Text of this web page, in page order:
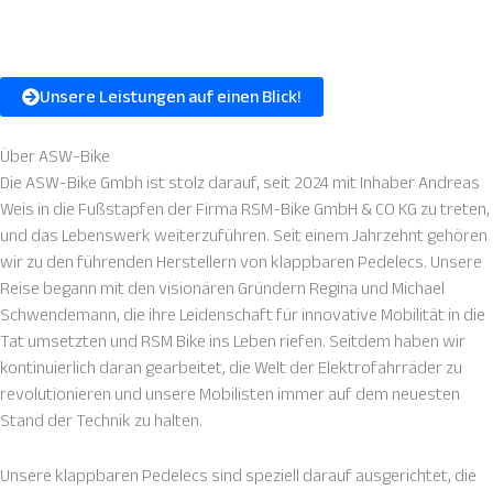
Unsere Leistungen auf einen Blick!
Über ASW-Bike
Die ASW-Bike Gmbh ist stolz darauf, seit 2024 mit Inhaber Andreas
Weis in die Fußstapfen der Firma RSM-Bike GmbH & CO KG zu treten,
und das Lebenswerk weiterzuführen. Seit einem Jahrzehnt gehören
wir zu den führenden Herstellern von klappbaren Pedelecs. Unsere
Reise begann mit den visionären Gründern Regina und Michael
Schwendemann, die ihre Leidenschaft für innovative Mobilität in die
Tat umsetzten und RSM Bike ins Leben riefen. Seitdem haben wir
kontinuierlich daran gearbeitet, die Welt der Elektrofahrräder zu
revolutionieren und unsere Mobilisten immer auf dem neuesten
Stand der Technik zu halten.
Unsere klappbaren Pedelecs sind speziell darauf ausgerichtet, die